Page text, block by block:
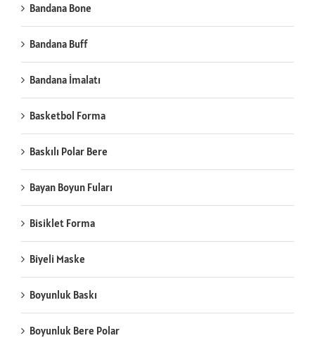
Bandana Bone
Bandana Buff
Bandana İmalatı
Basketbol Forma
Baskılı Polar Bere
Bayan Boyun Fuları
Bisiklet Forma
Biyeli Maske
Boyunluk Baskı
Boyunluk Bere Polar